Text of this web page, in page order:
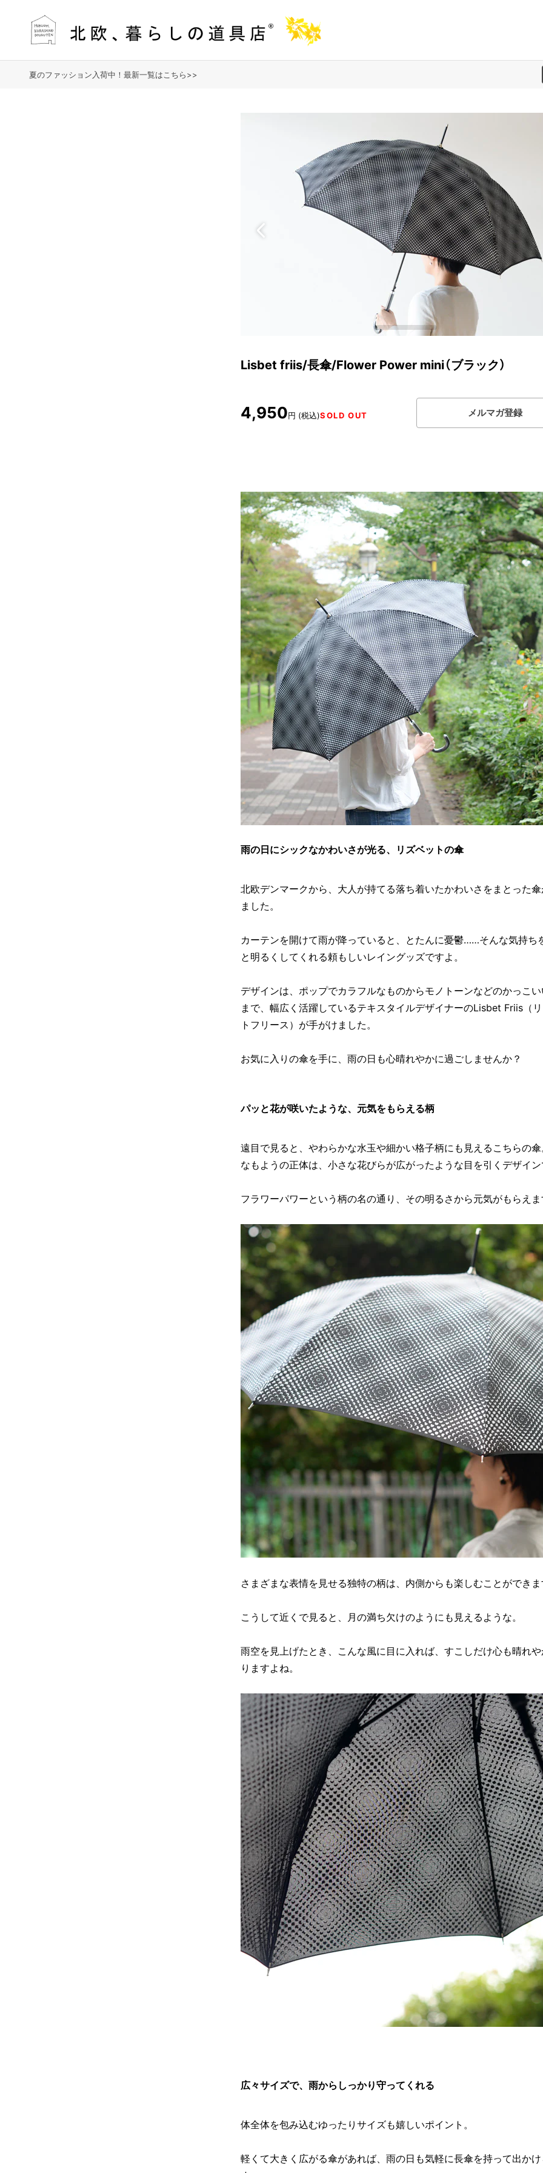
夏のファッション入荷中！最新一覧はこちら>>
Lisbet friis/長傘/Flower Power mini（ブラック）
4,950円 (税込)SOLD OUT メルマガ登録
雨の日にシックなかわいさが光る、リズベットの傘
北欧デンマークから、大人が持てる落ち着いたかわいさをまとった
ました。
カーテンを開けて雨が降っていると、とたんに憂鬱……そんな気持ち
と明るくしてくれる頼もしいレイングッズですよ。
デザインは、ポップでカラフルなものからモノトーンなどのかっこ
まで、幅広く活躍しているテキスタイルデザイナーのLisbet Friis（
トフリース）が手がけました。
お気に入りの傘を手に、雨の日も心晴れやかに過ごしませんか？
パッと花が咲いたような、元気をもらえる柄
遠目で見ると、やわらかな水玉や細かい格子柄にも見えるこちらの
なもようの正体は、小さな花びらが広がったような目を引くデザイ
フラワーパワーという柄の名の通り、その明るさから元気がもらえ
さまざまな表情を見せる独特の柄は、内側からも楽しむことができ
こうして近くで見ると、月の満ち欠けのようにも見えるような。
雨空を見上げたとき、こんな風に目に入れば、すこしだけ心も晴れ
りますよね。
広々サイズで、雨からしっかり守ってくれる
体全体を包み込むゆったりサイズも嬉しいポイント。
軽くて大きく広がる傘があれば、雨の日も気軽に長傘を持って出か